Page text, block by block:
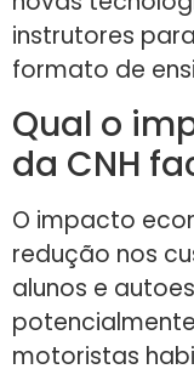
instrutores
formato de
Qual o
da CNH
O impacto
redução nos
alunos e
motoristas